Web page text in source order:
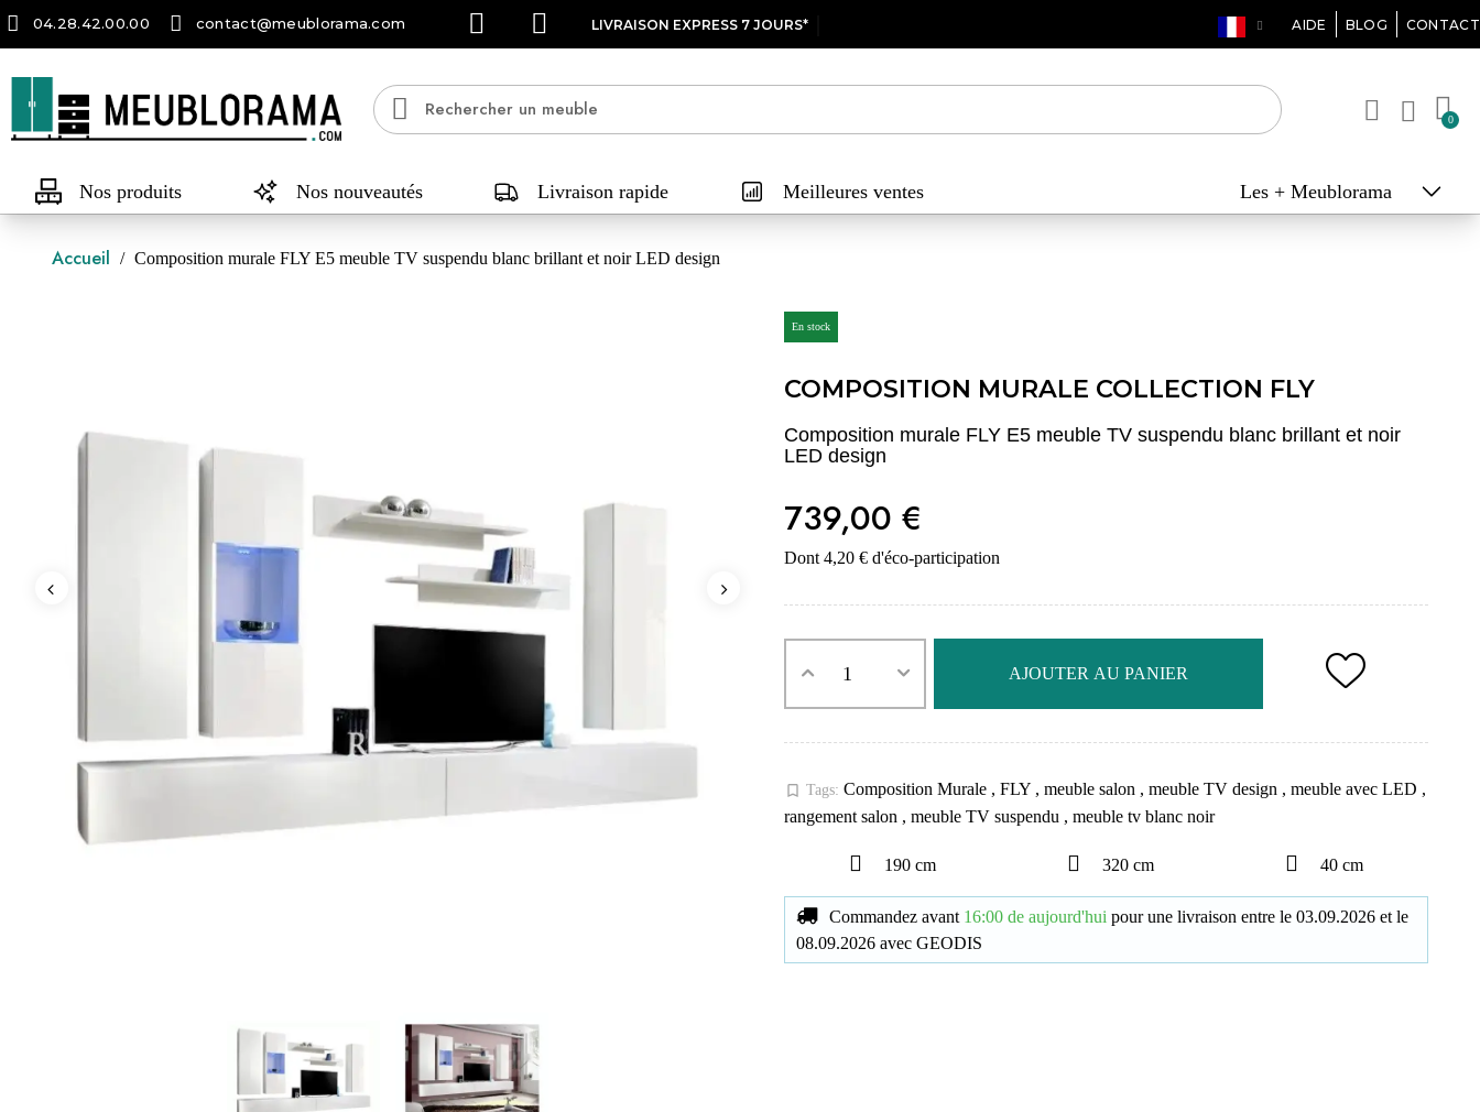
04.28.42.00.00 contact@meublorama.com LIVRAISON EXPRESS 7 JOURS* AIDE BLOG CONTACT
Nos produits Nos nouveautés Livraison rapide Meilleures ventes Les + Meublorama
Accueil Composition murale FLY E5 meuble TV suspendu blanc brillant et noir LED design
En stock
COMPOSITION MURALE COLLECTION FLY
Composition murale FLY E5 meuble TV suspendu blanc brillant et noir
LED design
739,00 €
Dont 4,20 € d'éco-participation
AJOUTER AU PANIER
bookmark_border Tags: Composition Murale , FLY , meuble salon , meuble TV design , meuble avec LED ,
rangement salon , meuble TV suspendu , meuble tv blanc noir
190 cm 320 cm 40 cm
Commandez avant 16:00 de aujourd'hui pour une livraison entre le 03.09.2026 et le
08.09.2026 avec GEODIS